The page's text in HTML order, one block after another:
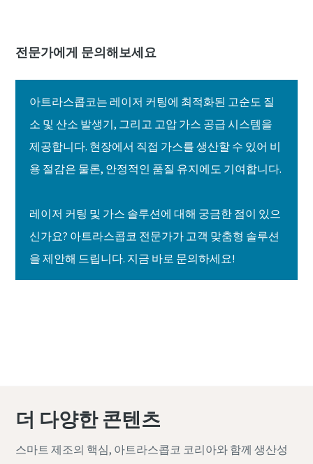
전문가에게 문의해보세요
아트라스콥코는 레이저 커팅에 최적화된 고순도 질
소 및 산소 발생기, 그리고 고압 가스 공급 시스템을
제공합니다. 현장에서 직접 가스를 생산할 수 있어 비
용 절감은 물론, 안정적인 품질 유지에도 기여합니다.
레이저 커팅 및 가스 솔루션에 대해 궁금한 점이 있으
신가요? 아트라스콥코 전문가가 고객 맞춤형 솔루션
을 제안해 드립니다. 지금 바로 문의하세요!
더 다양한 콘텐츠
스마트 제조의 핵심, 아트라스콥코 코리아와 함께 생산성